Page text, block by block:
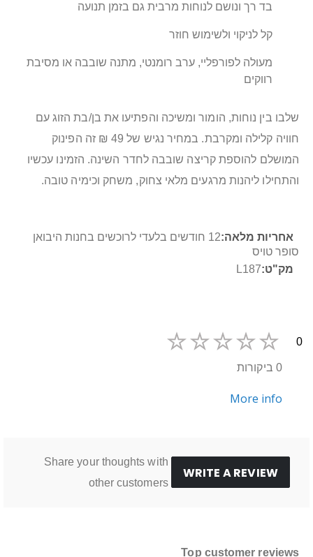
בד רך ונושם לנוחות מרבית גם בזמן תנועה
קל לניקוי ולשימוש חוזר
מעולה לפורפליי, ערב רומנטי, מתנה שובבה או מסיבת
רווקים
שלבו בין נוחות, הומור ומשיכה והפתיעו את בן/בת הזוג עם
חוויה קלילה ומקרבת. במחיר נגיש של 49 ₪ זה הפינוק
המושלם להוספת קריצה שובבה לחדר השינה. הזמינו עכשיו
והתחילו ליהנות מרגעים מלאי צחוק, משחק וכימיה טובה.
מידע
נוסף
12 חודשים בלעדי לרוכשים בחנות היבואן
סופר טויס
L187
0
0 ביקורות
More info
WRITE A REVIEW
Share your thoughts with
other customers
Top customer reviews